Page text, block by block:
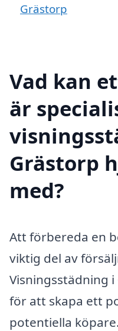
Grästorp
Vad kan
är
Grästorp
med?
Att förbereda en
viktig del av
Visningsstädning
för att skapa ett
potentiella